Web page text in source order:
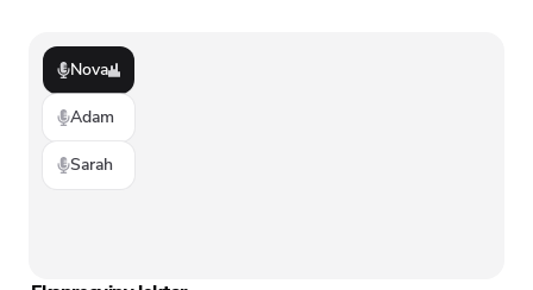
Nova
Adam
Sarah